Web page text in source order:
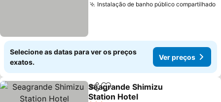
Instalação de banho público compartilhado
Selecione as datas para ver os preços
exatos.
Ver preços
PartilharAdicionar aos favoritos
Seagrande Shimizu
Station Hotel